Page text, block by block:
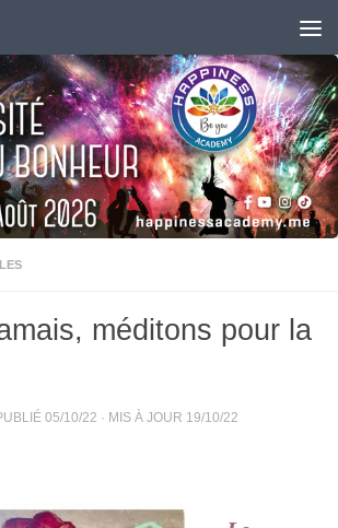
méditons pour la
05/10/22 · MIS À JOUR 19/10/22